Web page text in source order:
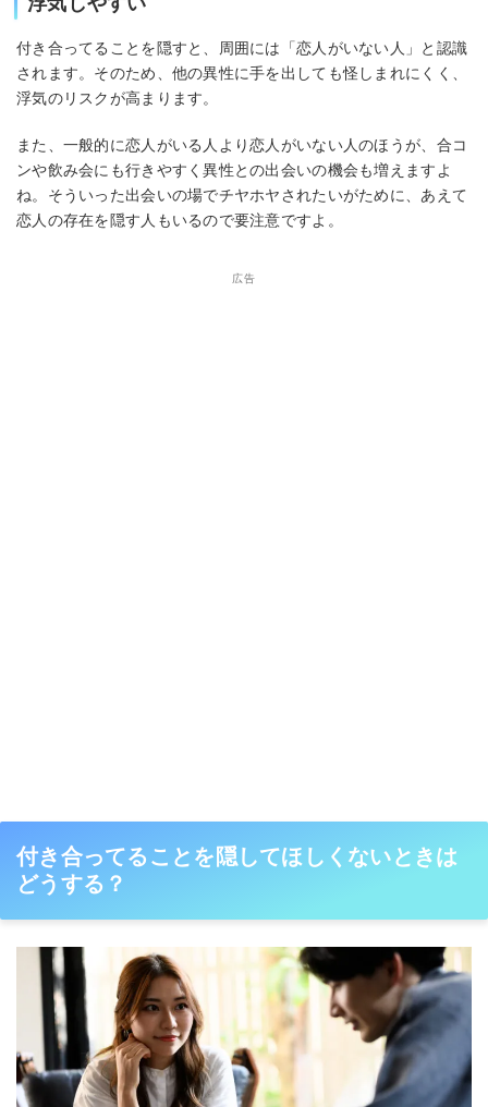
付き合ってることを隠すと、周囲には「恋人がいない人」と認識
されます。そのため、他の異性に手を出しても怪しまれにくく、
浮気のリスクが高まります。
また、一般的に恋人がいる人より恋人がいない人のほうが、合コ
ンや飲み会にも行きやすく異性との出会いの機会も増えますよ
ね。そういった出会いの場でチヤホヤされたいがために、あえて
恋人の存在を隠す人もいるので要注意ですよ。
広告
付き合ってることを隠してほしくないときは
どうする？